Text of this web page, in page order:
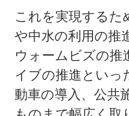
これを実現するた
や中水の利用の推
ウォームビズの推
イブの推進といっ
動車の導入、公共